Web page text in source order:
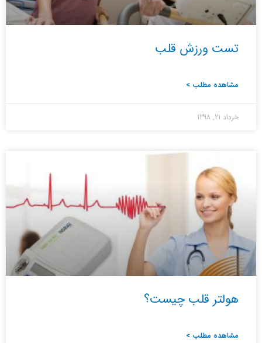
تست ورزش قلب
مشاهده مطلب >
خرداد 21, 1398
هولتر قلب چیست؟
مشاهده مطلب >